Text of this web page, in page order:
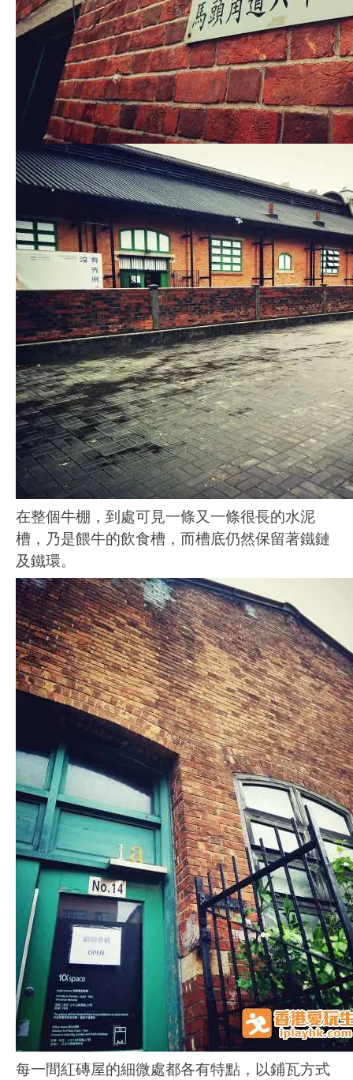
在整個牛棚，到處可見一條又一條很長的水泥
槽，乃是餵牛的飲食槽，而槽底仍然保留著鐵鏈
及鐵環。
每一間紅磚屋的細微處都各有特點，以鋪瓦方式